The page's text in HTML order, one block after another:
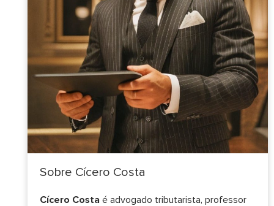
Sobre Cícero Costa
Cícero Costa é advogado tributarista, professor